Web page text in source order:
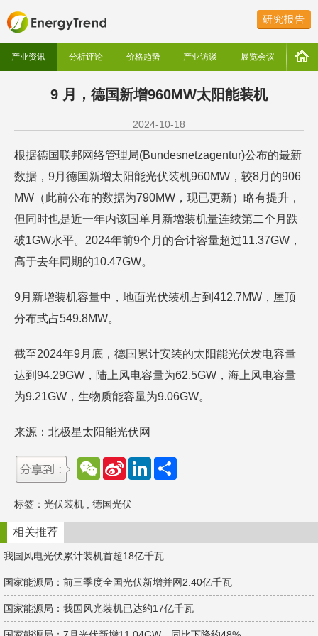
研究报告
产业资讯 分析评论 价格趋势 产业访谈 展览会议
9 月，德国新增960MW太阳能装机
2024-10-18
根据德国联邦网络管理局(Bundesnetzagentur)公布的最新
数据，9月德国新增太阳能光伏装机960MW，较8月的906
MW（此前公布的数据为790MW，现已更新）略有提升，
但同时也是近一年内该国单月新增装机量连续第二个月跌
破1GW水平。2024年前9个月的合计容量超过11.37GW，
高于去年同期的10.47GW。
9月新增装机容量中，地面光伏装机占到412.7MW，屋顶
分布式占549.8MW。
截至2024年9月底，德国累计安装的太阳能光伏发电容量
达到94.29GW，陆上风电容量为62.5GW，海上风电容量
为9.21GW，生物质能容量为9.06GW。
来源：北极星太阳能光伏网
W
e
a
t
S
W
e
b
o
L
d
n
标签： 光伏装机 德国光伏
相关推荐
我国风电光伏累计装机首超18亿千瓦
国家能源局：前三季度全国光伏新增并网2.40亿千瓦
国家能源局：我国风光装机已达约17亿千瓦